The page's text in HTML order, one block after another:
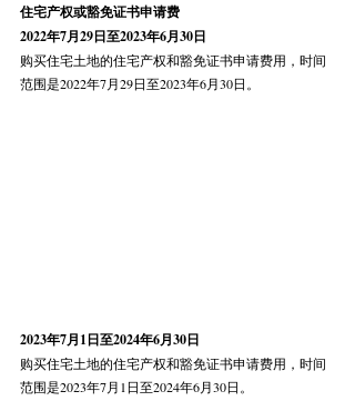
住宅产权或豁免证书申请费
2022年7月29日至2023年6月30日
购买住宅土地的住宅产权和豁免证书申请费用，时间
范围是2022年7月29日至2023年6月30日。
2023年7月1日至2024年6月30日
购买住宅土地的住宅产权和豁免证书申请费用，时间
范围是2023年7月1日至2024年6月30日。